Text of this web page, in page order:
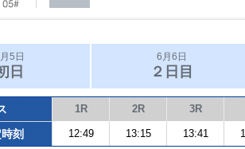
5日
日
6月6日
２日目
1R 2R 3R
刻 12:49 13:15 13:41